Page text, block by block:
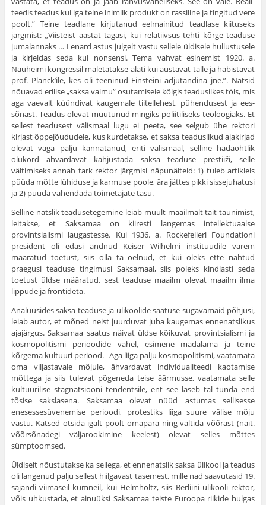
teedis teadus kui iga teine inimlik produkt on rassiline ja tingitud vere
poolt.” Teine teadlane kirjutanud eelmainitud teadlase kiituseks
järgmist: ,,Viisteist aastat tagasi, kui relatiivsus tehti kõrge teaduse
jumalannaks … Lenard astus julgelt vastu sellele üldisele hullustusele
ja kirjeldas seda kui nonsensi. Tema vahvat esinemist 1920. a.
Nauheimi kongressil mäletatakse alati kui austavat talle ja häbistavat
prof. Planck’ile, kes oli teeninud Einsteini adju­tandina jne.”. Natsid
nõuavad erilise „saksa vaimu” osutamisele kõigis teadus­likes töis, mis
aga vaevalt küündivat kaugemale tiitellehest, pühendusest ja ees­
sõnast. Teadus olevat muutunud mingiks poliitiliseks teoloogiaks. Et
sellest teadusest välismaal lugu ei peeta, see selgub ühe rektori
kirjast õppejõududele, kus kurdetakse, et saksa teaduslikud ajakirjad
olevat väga palju kannatanud, eriti välismaal, selline hädaohtlik
olukord ähvardavat kahjustada saksa teaduse prestiiži, selle
vältimiseks annab tark rektor järgmisi näpunäiteid: 1) tuleb artikleis
püüda mõtte lühiduse ja karmuse poole, ära jättes pikki sissejuhatusi
ja 2) püüda vähendada toimetajate tasu.
Selline natslik teadusetegemine leiab muult maailmalt täit taunimist,
leitakse, et Saksamaa on kiiresti langemas intellektuaalse
provintsialismi lau­gastesse. Kui 1936. a. Rockefelleri Foundationi
president oli edasi andnud Keiser Wilhelmi instituudile varem
määratud toetust, siis olla ta öelnud, et kui oleks ette nähtud
praegusi teaduse tingimusi Saksamaal, siis poleks kind­lasti seda
toetust üldse määratud, sest teaduse maailm olevat maailm ilma
lippude ja frontideta.
Analüüsides saksa teaduse ja ülikoolide saatuse sügavamaid põhjusi,
leiab autor, et mõned neist juurduvat juba kaugemas ennenatslikus
ajajärgus. Saksa­maa saatus näivat üldse kõikuvat provintsialismi ja
kosmopolitismi perioodide vahel, esimene madalama ja teine
kõrgema kultuuri periood. Aga liiga palju kosmopolitismi, vaatamata
oma viljastavale mõjule, ähvardavat individualiteedi kaotamise
mõttega ja siis tulevat põgeneda teise äärmusse, vaatamata selle
kultuurilise stagnatsiooni tendentsile, ent see laseb tal tunda end
tõsise saks­lasena. Saksamaa olevat nüüd astumas sellisesse
enesessesüvenemise perioodi, protestiks liiga suure välise mõju
vastu. Katsed otsida igalt poolt omapära ning vältida võõrast (näit.
võõrsõnadegi väljarookimine keelest) olevat selles mõttes
sümptoomsed.
Üldiselt nõustutakse ka sellega, et ennenatslik saksa ülikool ja teadus
oli langenud palju sellest hiilgavast tasemest, mille nad saavutasid 19.
sajandi viimaseil kümneil, kui Helmholtz, siis Berliini ülikooli rektor,
võis uhkus­tada, et ainuüksi Saksamaa teiste Euroopa riikide hulgas